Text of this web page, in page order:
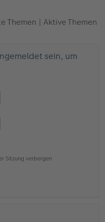
Themen | Aktive Themen
sein, um
Sitzung verbergen